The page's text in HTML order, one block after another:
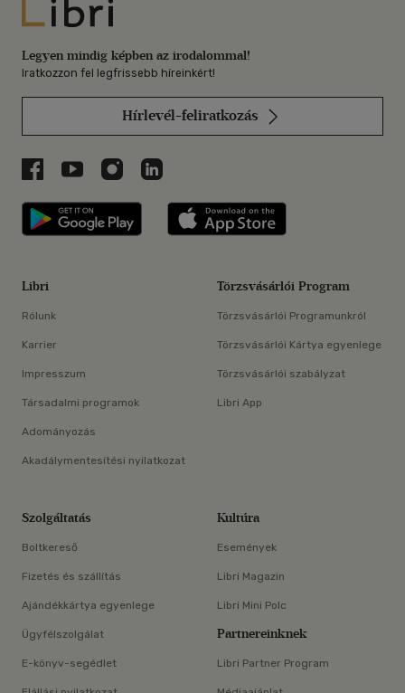
Libri
Legyen mindig képben az irodalommal!
Iratkozzon fel legfrissebb híreinkért!
Hírlevél-feliratkozás
Libri a Facebookon
Libri a Youtube-on
Libri az Instagramon
Libri a LinkedInen
Libri applikáció Szerezd meg: Google
Libri
Rólunk
Karrier
Impresszum
Társadalmi programok
Adományozás
Akadálymentesítési nyilatkozat
Törzsvásárlói Program
Törzsvásárlói Programunkról
Törzsvásárlói Kártya egyenlege
Törzsvásárlói szabályzat
Libri App
Szolgáltatás
Boltkereső
Fizetés és szállítás
Ajándékkártya egyenlege
Ügyfélszolgálat
E-könyv-segédlet
Kultúra
Események
Libri Magazin
Libri Mini Polc
Partnereinknek
Libri Partner Program